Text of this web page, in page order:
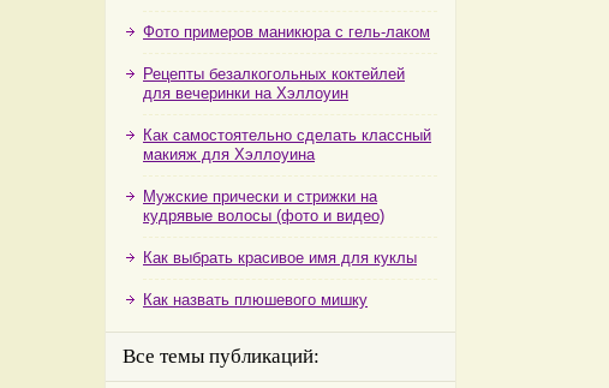
Фото примеров маникюра с гель-лаком
Рецепты безалкогольных коктейлей
для вечеринки на Хэллоуин
Как самостоятельно сделать классный
макияж для Хэллоуина
Мужские прически и стрижки на
кудрявые волосы (фото и видео)
Как выбрать красивое имя для куклы
Как назвать плюшевого мишку
Все темы публикаций: